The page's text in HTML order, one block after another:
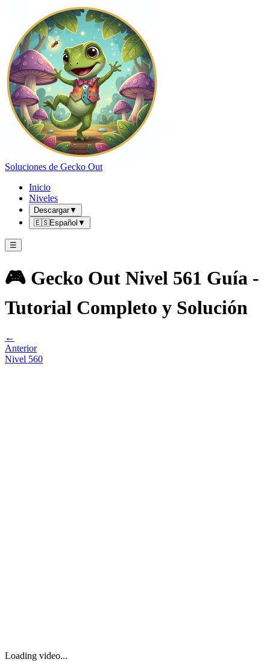
Soluciones de Gecko Out
Inicio
Niveles
Descargar▼
🇪🇸Español ▼
☰
🎮 Gecko Out Nivel 561 Guía -
Tutorial Completo y Solución
←
Anterior
Nivel 560
Loading video...